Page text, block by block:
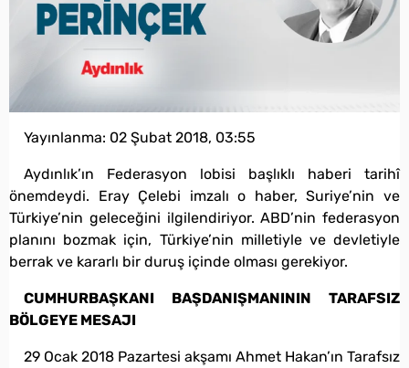
Yayınlanma: 02 Şubat 2018, 03:55
Aydınlık’ın Federasyon lobisi başlıklı haberi tarihî
önemdeydi. Eray Çelebi imzalı o haber, Suriye’nin ve
Türkiye’nin geleceğini ilgilendiriyor. ABD’nin federasyon
planını bozmak için, Türkiye’nin milletiyle ve devletiyle
berrak ve kararlı bir duruş içinde olması gerekiyor.
CUMHURBAŞKANI BAŞDANIŞMANININ TARAFSIZ
BÖLGEYE MESAJI
29 Ocak 2018 Pazartesi akşamı Ahmet Hakan’ın Tarafsız